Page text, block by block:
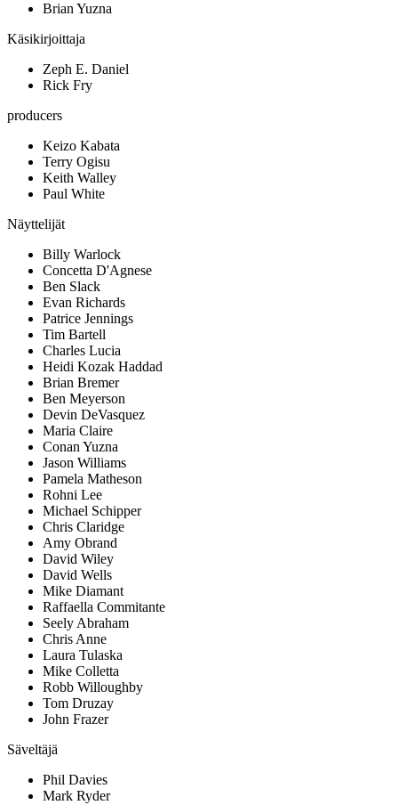
Brian Yuzna
Käsikirjoittaja
Zeph E. Daniel
Rick Fry
producers
Keizo Kabata
Terry Ogisu
Keith Walley
Paul White
Näyttelijät
Billy Warlock
Concetta D'Agnese
Ben Slack
Evan Richards
Patrice Jennings
Tim Bartell
Charles Lucia
Heidi Kozak Haddad
Brian Bremer
Ben Meyerson
Devin DeVasquez
Maria Claire
Conan Yuzna
Jason Williams
Pamela Matheson
Rohni Lee
Michael Schipper
Chris Claridge
Amy Obrand
David Wiley
David Wells
Mike Diamant
Raffaella Commitante
Seely Abraham
Chris Anne
Laura Tulaska
Mike Colletta
Robb Willoughby
Tom Druzay
John Frazer
Säveltäjä
Phil Davies
Mark Ryder